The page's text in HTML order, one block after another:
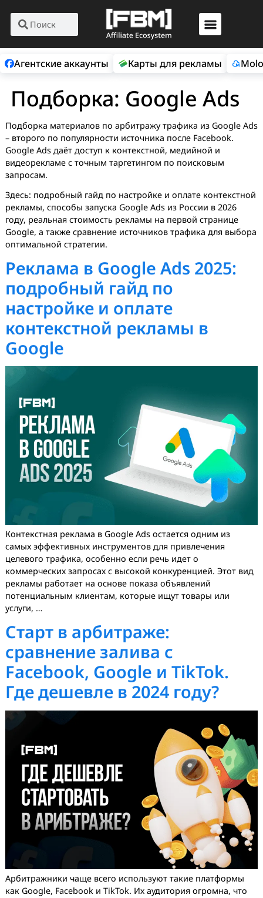
Агентские аккаунты Карты для рекламы
Подборка:Google
Подборка материалов по арбитражу трафика из
– второго по популярности источника после Facebook.
Google Ads даёт доступ к контекстной, медийной и
видеорекламе с точным таргетингом по поисковым
запросам.
Здесь: подробный гайд по настройке и оплате
рекламы, способы запуска Google Ads из России в 2026
году, реальная стоимость рекламы на первой
оптимальной стратегии.
Реклама в Google Ads 2025:
подробный гайд по
настройке и оплате
контекстной рекламы в
Google
Контекстная реклама в Google Ads остается одним из
самых эффективных инструментов для привлечения
коммерческих запросах с высокой конкуренцией.
рекламы работает на основе показа объявлений
потенциальным клиентам, которые ищут товары или
услуги, …
Старт в арбитраже:
сравнение залива с
Facebook, Google и TikTok.
Где дешевле в 2024 году?